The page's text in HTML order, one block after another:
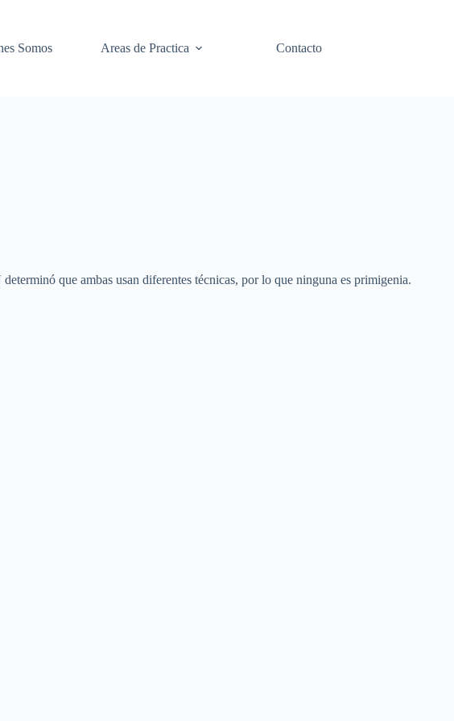
Somos Areas de Practica Contacto
que ambas usan diferentes técnicas, por lo que ninguna es primigenia.